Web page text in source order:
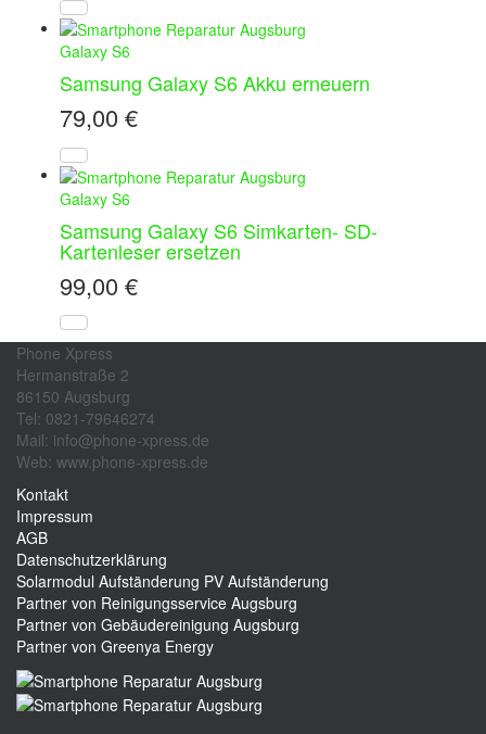
Galaxy S6
Samsung Galaxy S6 Akku erneuern
79,00 €
Galaxy S6
Samsung Galaxy S6 Simkarten- SD-
Kartenleser ersetzen
99,00 €
Phone Xpress
Hermanstraße 2
86150 Augsburg
Tel: 0821-79646274
Mail: info@phone-xpress.de
Web: www.phone-xpress.de
Kontakt
Impressum
AGB
Datenschutzerklärung
Solarmodul Aufständerung PV Aufständerung
Partner von Reinigungsservice Augsburg
Partner von Gebäudereinigung Augsburg
Partner von Greenya Energy